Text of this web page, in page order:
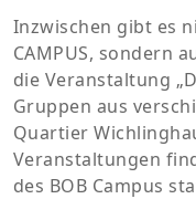
Inzwischen gibt es
CAMPUS, sondern
die Veranstaltung
Gruppen aus
Quartier
Veranstaltungen
des BOB Campus